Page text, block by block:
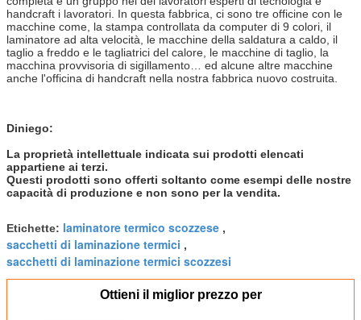
handcraft i lavoratori. In questa fabbrica, ci sono tre officine con le
macchine come, la stampa controllata da computer di 9 colori, il
laminatore ad alta velocità, le macchine della saldatura a caldo, il
taglio a freddo e le tagliatrici del calore, le macchine di taglio, la
macchina provvisoria di sigillamento… ed alcune altre macchine
anche l'officina di handcraft nella nostra fabbrica nuovo costruita.
Diniego:
La proprietà intellettuale indicata sui prodotti elencati
appartiene ai terzi.
Questi prodotti sono offerti soltanto come esempi delle nostre
capacità di produzione e non sono per la vendita.
Etichette: laminatore termico scozzese ,
sacchetti di laminazione termici ,
sacchetti di laminazione termici scozzesi
Ottieni il miglior prezzo per